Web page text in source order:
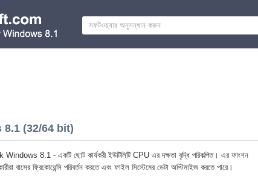
8.1 (32/64 bit)
8.1 - একটি ছোট কার্যকরী ইউটিলিটি CPU এর দক্ষতা বৃদ্ধি পরিকল্পিত। এর ফাংশন
বাসের ফ্রিকোয়েন্সি পরিবর্তন করতে এবং ফাইল সিস্টেমের ডেটা অপ্টিমাইজ করতে পারে।